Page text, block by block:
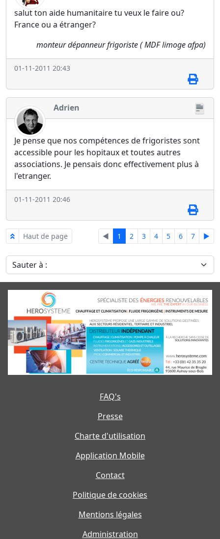
salut ton aide humanitaire tu veux le faire ou?
France ou a étranger?
monteur dépanneur frigoriste ( MDF limoge afpa)
01-11-2011 20:43
Adrien
Je pense que nos compétences de frigoristes sont
accessible pour les hopitaux et toutes autres
associations. Je pensais donc effectivement plus à
l'etranger.
01-11-2011 20:46
Haut de page ◄ 1 2 3 4 5 6 7 ►
Sauter à :
FAQ's
Presse
Charte d'utilisation
Application Mobile
Contact
Politique de cookies
Mentions légales
Administration